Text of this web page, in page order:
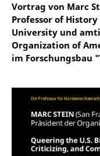
Vortrag von Marc
Professor of
University und
Organization of
im Forschungsbau